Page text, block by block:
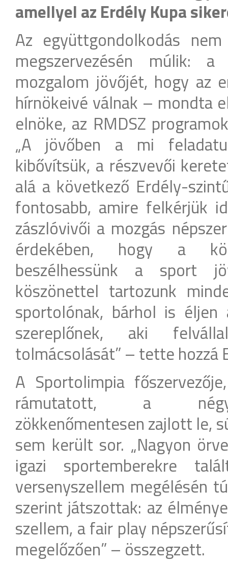
amellyel az Erdély Kupa
Az együttgondolkodás
megszervezésén múlik:
mozgalom jövőjét, hogy az
hírnökeivé válnak – mondta
elnöke, az RMDSZ
„A jövőben a mi
kibővítsük, a részvevői
alá a következő Erdély-
fontosabb, amire felkérjük
zászlóvivői a mozgás
érdekében, hogy a
beszélhessünk a sport
köszönettel tartozunk
sportolónak, bárhol is
szereplőnek, aki
tolmácsolását” – tette hozzá
A Sportolimpia
rámutatott, a
zökkenőmentesen zajlott le,
sem került sor. „Nagyon
igazi sportemberekre
versenyszellem megélésén
szerint játszottak: az
szellem, a fair play
megelőzően” – összegzett.